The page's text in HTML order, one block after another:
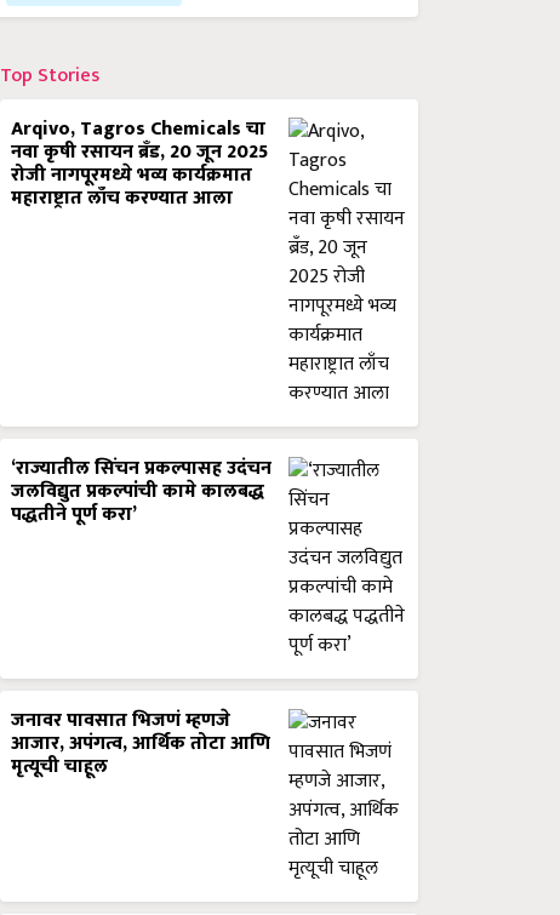
Top Stories
Arqivo, Tagros Chemicals चा
नवा कृषी रसायन ब्रँड, 20 जून 2025
रोजी नागपूरमध्ये भव्य कार्यक्रमात
महाराष्ट्रात लाँच करण्यात आला
‘राज्यातील सिंचन प्रकल्पासह उदंचन
जलविद्युत प्रकल्पांची कामे कालबद्ध
पद्धतीने पूर्ण करा’
जनावर पावसात भिजणं म्हणजे
आजार, अपंगत्व, आर्थिक तोटा आणि
मृत्यूची चाहूल